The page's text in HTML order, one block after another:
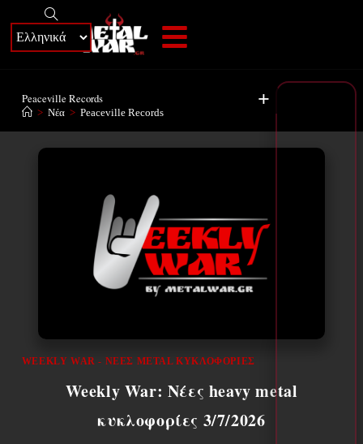
+
Peaceville Records
> Νέα > Peaceville Records
WEEKLY WAR - ΝΈΕΣ METAL ΚΥΚΛΟΦΟΡΊΕΣ
Weekly War: Νέες heavy metal
κυκλοφορίες 3/7/2026